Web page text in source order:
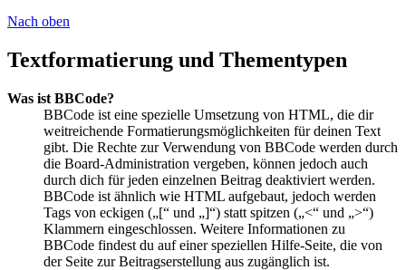
Nach oben
Textformatierung und Thementypen
Was ist BBCode?
BBCode ist eine spezielle Umsetzung von HTML, die dir
weitreichende Formatierungsmöglichkeiten für deinen Text
gibt. Die Rechte zur Verwendung von BBCode werden durch
die Board-Administration vergeben, können jedoch auch
durch dich für jeden einzelnen Beitrag deaktiviert werden.
BBCode ist ähnlich wie HTML aufgebaut, jedoch werden
Tags von eckigen („[“ und „]“) statt spitzen („<“ und „>“)
Klammern eingeschlossen. Weitere Informationen zu
BBCode findest du auf einer speziellen Hilfe-Seite, die von
der Seite zur Beitragserstellung aus zugänglich ist.